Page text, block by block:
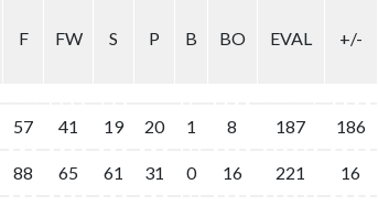
F FW S P B BO EVAL
+/-
57 41 19 20 1 8 187 186
88 65 61 31 0 16 221 16